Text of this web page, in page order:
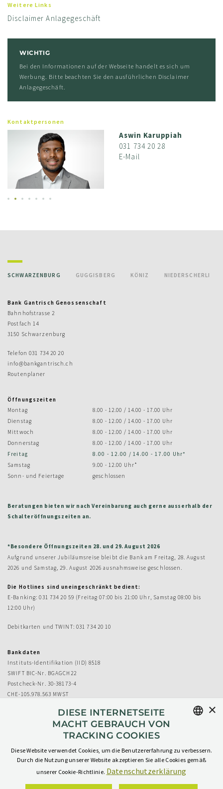
Weitere Links
Disclaimer Anlagegeschäft
WICHTIG
Bei den Informationen auf der Webseite handelt es sich um
Werbung. Bitte beachten Sie den ausführlichen Disclaimer
Anlagegeschäft.
Kontaktpersonen
Aswin Karuppiah
031 734 20 28
E-Mail
SCHWARZENBURG
Bank Gantrisch Genossenschaft
Bahnhofstrasse 2
Postfach 14
3150 Schwarzenburg
Telefon 031 734 20 20
info@bankgantrisch.ch
Routenplaner
Öffnungszeiten
Montag
8.00 - 12.00 / 14.00 - 17.00 Uhr
Dienstag
8.00 - 12.00 / 14.00 - 17.00 Uhr
Mittwoch
8.00 - 12.00 / 14.00 - 17.00 Uhr
Donnerstag
8.00 - 12.00 / 14.00 - 17.00 Uhr
Freitag
8.00 - 12.00 / 14.00 - 17.00 Uhr*
Samstag
9.00 - 12.00 Uhr*
Sonn- und Feiertage
geschlossen
Beratungen bieten wir nach Vereinbarung auch gerne ausserhalb der
Schalteröffnungszeiten an.
*Besondere Öffnungszeiten 28. und 29. August 2026
Aufgrund unserer Jubiläumsreise bleibt die Bank am Freitag, 28. August
2026 und Samstag, 29. August 2026 ausnahmsweise geschlossen.
Die Hotlines sind uneingeschränkt bedient:
E-Banking: 031 734 20 59 (Freitag 07:00 bis 21:00 Uhr, Samstag 08:00 bis
12:00 Uhr)
Debitkarten und TWINT: 031 734 20 10
Bankdaten
Instituts-Identifikation (IID) 8518
SWIFT BIC-Nr. BGAGCH22
Postcheck-Nr. 30-38173-4
CHE-105.978.563 MWST
GUGGISBERG KÖNIZ NIEDERSCHERLI
GERMAN
×
DIESE INTERNETSEITE
MACHT GEBRAUCH VON
TRACKING COOKIES
Diese Website verwendet Cookies, um die Benutzererfahrung zu verbessern.
Durch die Nutzung unserer Website akzeptieren Sie alle Cookies gemäß
unserer Cookie-Richtlinie. Datenschutzerklärung